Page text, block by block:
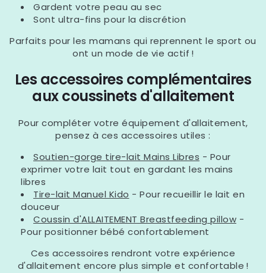
Gardent votre peau au sec
Sont ultra-fins pour la discrétion
Parfaits pour les mamans qui reprennent le sport ou
ont un mode de vie actif !
Les accessoires complémentaires
aux coussinets d'allaitement
Pour compléter votre équipement d'allaitement,
pensez à ces accessoires utiles :
Soutien-gorge tire-lait Mains Libres - Pour
exprimer votre lait tout en gardant les mains
libres
Tire-lait Manuel Kido - Pour recueillir le lait en
douceur
Coussin d'ALLAITEMENT Breastfeeding pillow -
Pour positionner bébé confortablement
Ces accessoires rendront votre expérience
d'allaitement encore plus simple et confortable !